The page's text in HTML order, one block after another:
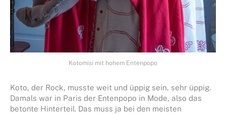
Kotomisi mit hohem Entenpopo
Koto, der Rock, musste weit und üppig sein, sehr üppig.
Damals war in Paris der Entenpopo in Mode, also das
betonte Hinterteil. Das muss ja bei den meisten